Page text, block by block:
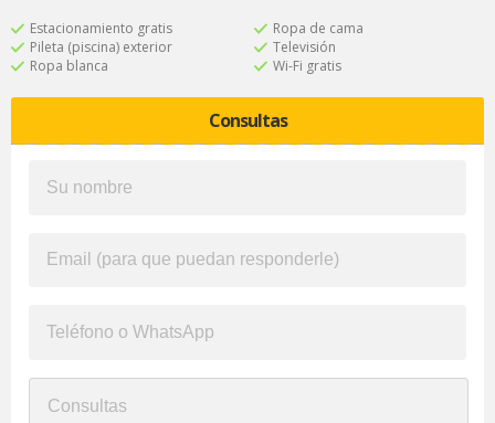
Estacionamiento gratis
Pileta (piscina) exterior
Ropa blanca
Ropa de cama
Televisión
Wi-Fi gratis
Consultas